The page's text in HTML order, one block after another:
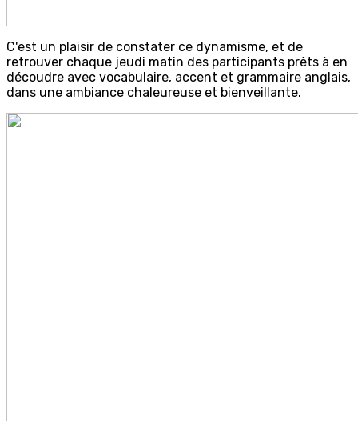
C'est un plaisir de constater ce dynamisme, et de
retrouver chaque jeudi matin des participants prêts à en
découdre avec vocabulaire, accent et grammaire anglais,
dans une ambiance chaleureuse et bienveillante.